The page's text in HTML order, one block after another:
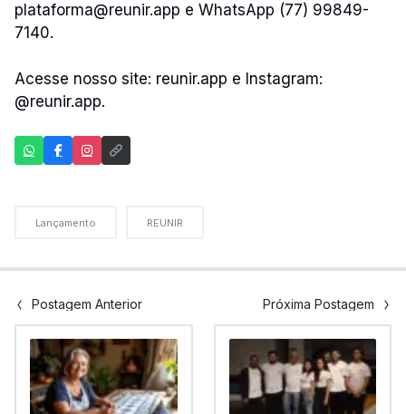
plataforma@reunir.app e WhatsApp (77) 99849-
7140.
Acesse nosso site: reunir.app e Instagram:
@reunir.app.
Lançamento REUNIR
Postagem Anterior Próxima Postagem